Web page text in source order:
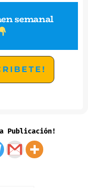
semanal
Publicación!